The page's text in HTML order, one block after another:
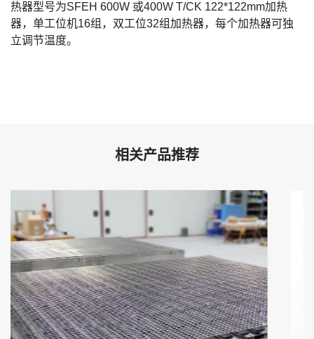
热器型号为SFEH 600W 或400W T/CK 122*122mm加热
器，单工位机16组，双工位32组加热器，每个加热器可独
立调节温度。
相关产品推荐